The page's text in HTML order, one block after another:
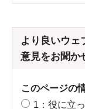
より良いウェ
意見をお聞か
このページの
1：役に立